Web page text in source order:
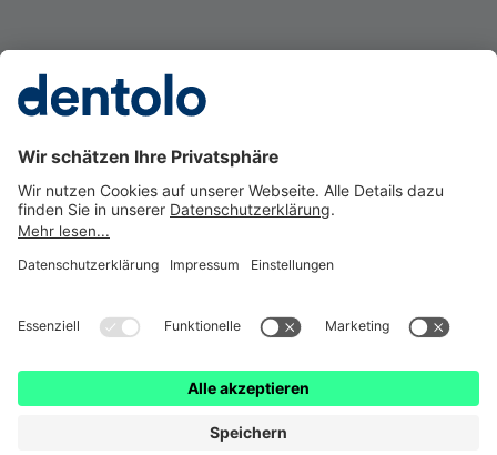
Gesetzl. Erstinformation Impressum
Datenschutz
Barrierefreiheit
Cookie Einstellungen
dentolo ist eine Marke der © getolo GmbH